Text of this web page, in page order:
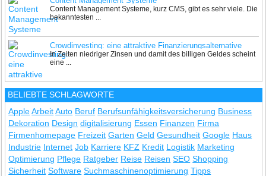
Content Management Systeme, kurz CMS, gibt es sehr viele. Die
bekanntesten ...
Crowdinvesting: eine attraktive Finanzierungsalternative
In Zeiten niedriger Zinsen und damit des billigen Geldes scheint
eine ...
BELIEBTE SCHLAGWORTE
Apple Arbeit Auto Beruf Berufsunfähigkeitsversicherung Business
Dekoration Design digitalisierung Essen Finanzen Firma
Firmenhomepage Freizeit Garten Geld Gesundheit Google Haus
Industrie Internet Job Karriere KFZ Kredit Logistik Marketing
Optimierung Pflege Ratgeber Reise Reisen SEO Shopping
Sicherheit Software Suchmaschinenoptimierung Tipps